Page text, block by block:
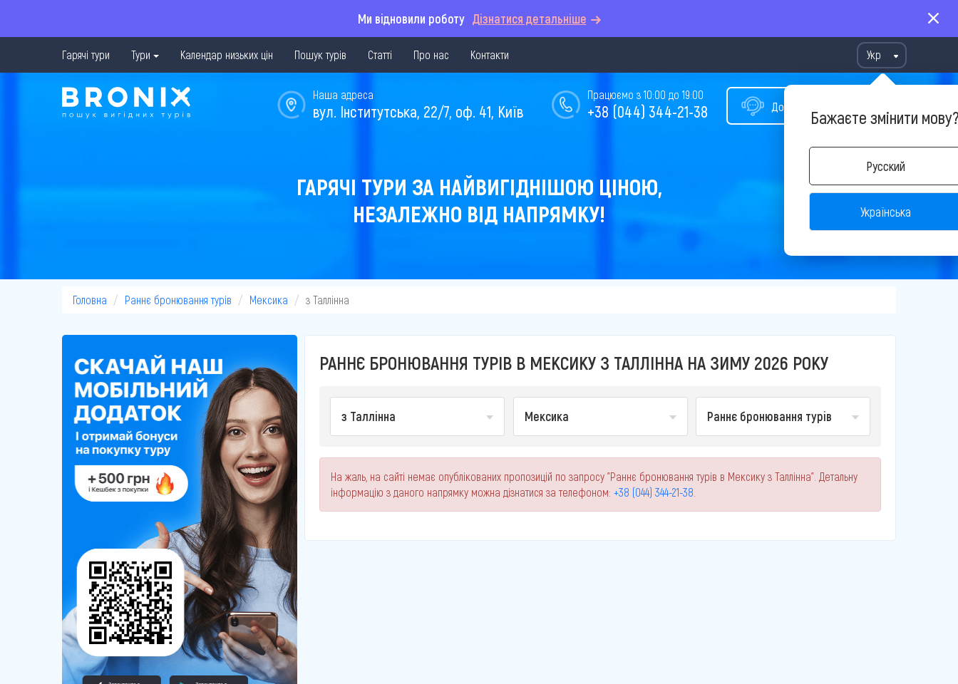
Ми відновили роботу Дізнатися детальніше
Гарячі тури Тури Календар низьких цін Пошук турів Статті Про нас Контакти Укр
Бажаєте змінити
Русский
Українська
Допомога у виборі туру
Працюємо з 10:00 до 19:00
+38 (044) 344-21-38
Наша адреса
вул. Інститутська, 22/7, оф. 41, Київ
ГАРЯЧІ ТУРИ ЗА НАЙВИГІДНІШОЮ ЦІНОЮ,
НЕЗАЛЕЖНО ВІД НАПРЯМКУ!
Головна Раннє бронювання турів Мексика з Таллінна
РАННЄ БРОНЮВАННЯ ТУРІВ В МЕКСИКУ З ТАЛЛІННА НА ЗИМУ 2026 РОКУ
з Таллінна Мексика Раннє бронювання турів
На жаль, на сайті немає опублікованих пропозицій по запросу "Раннє бронювання турів в Мексику з Таллінна". Детальну
інформацію з даного напрямку можна дізнатися за телефоном: +38 (044) 344-21-38